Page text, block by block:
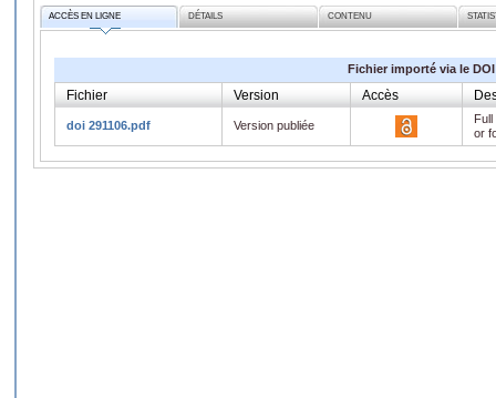
ACCÈS EN LIGNE DÉTAILS CONTENU
Fichier importé via le DOI
Fichier Version Accès
doi 291106.pdf Version publiée
or